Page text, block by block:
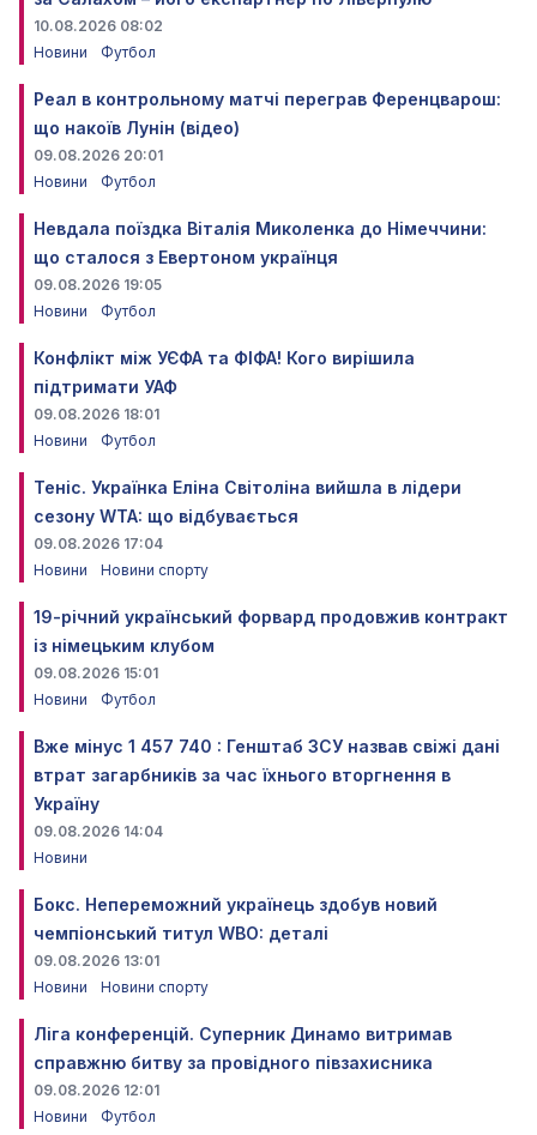
10.08.2026 08:02
Новини
Футбол
Реал в контрольному матчі переграв Ференцварош:
що накоїв Лунін (відео)
09.08.2026 20:01
Новини
Футбол
Невдала поїздка Віталія Миколенка до Німеччини:
що сталося з Евертоном українця
09.08.2026 19:05
Новини
Футбол
Конфлікт між УЄФА та ФІФА! Кого вирішила
підтримати УАФ
09.08.2026 18:01
Новини
Футбол
Теніс. Українка Еліна Світоліна вийшла в лідери
сезону WTA: що відбувається
09.08.2026 17:04
Новини
Новини спорту
19-річний український форвард продовжив контракт
із німецьким клубом
09.08.2026 15:01
Новини
Футбол
Вже мінус 1 457 740 : Генштаб ЗСУ назвав свіжі дані
втрат загарбників за час їхнього вторгнення в
Україну
09.08.2026 14:04
Новини
Бокс. Непереможний українець здобув новий
чемпіонський титул WBO: деталі
09.08.2026 13:01
Новини
Новини спорту
Ліга конференцій. Суперник Динамо витримав
справжню битву за провідного півзахисника
09.08.2026 12:01
Новини
Футбол